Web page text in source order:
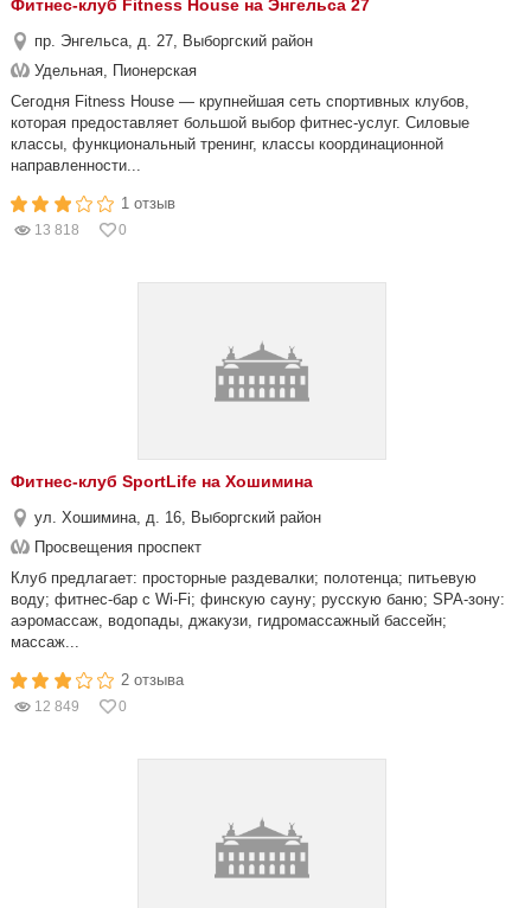
Фитнес-клуб Fitness House на Энгельса 27
пр. Энгельса, д. 27, Выборгский район
Удельная, Пионерская
Сегодня Fitness House — крупнейшая сеть спортивных клубов,
которая предоставляет большой выбор фитнес-услуг. Силовые
классы, функциональный тренинг, классы координационной
направленности...
1 отзыв
13 818 0
Фитнес-клуб SportLife на Хошимина
ул. Хошимина, д. 16, Выборгский район
Просвещения проспект
Клуб предлагает: просторные раздевалки; полотенца; питьевую
воду; фитнес-бар с Wi-Fi; финскую сауну; русскую баню; SPA-зону:
аэромассаж, водопады, джакузи, гидромассажный бассейн;
массаж...
2 отзыва
12 849 0